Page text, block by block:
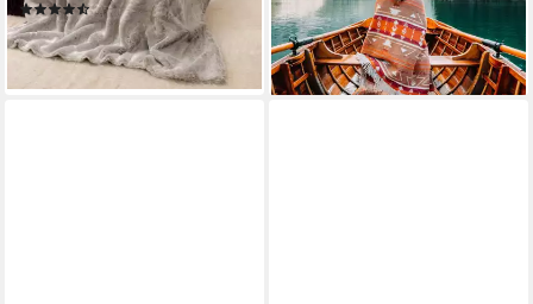
(7)
ab 167,90 €
lieferbar - in 2-3 Werktagen bei dir
149,00 € UVP179,00 €
-17%
lieferbar - in 2-3 Werktagen bei dir